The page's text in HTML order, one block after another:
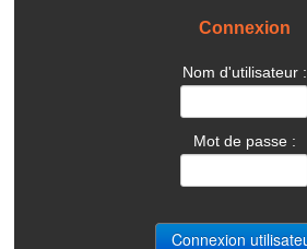
Connexion
Nom d'utilisateur :
Mot de passe :